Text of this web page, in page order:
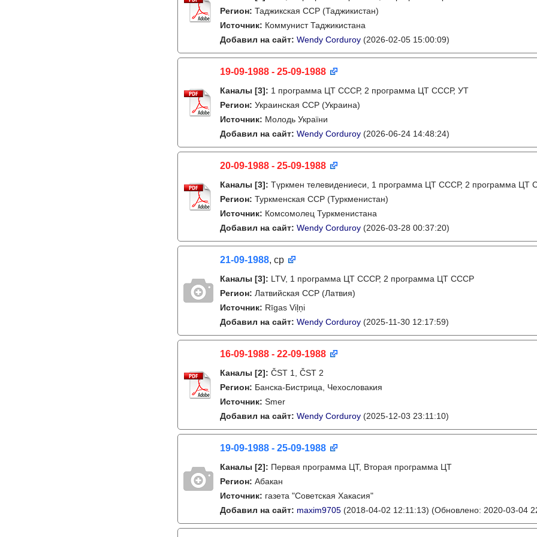
Регион: Таджикская ССР (Таджикистан)
Источник: Коммунист Таджикистана
Добавил на сайт: Wendy Corduroy (2026-02-05 15:00:09)
19-09-1988 - 25-09-1988
Каналы [3]: 1 программа ЦТ СССР, 2 программа ЦТ СССР, УТ
Регион: Украинская ССР (Украина)
Источник: Молодь України
Добавил на сайт: Wendy Corduroy (2026-06-24 14:48:24)
20-09-1988 - 25-09-1988
Каналы [3]: Түркмен телевидениеси, 1 программа ЦТ СССР, 2 программа ЦТ
Регион: Туркменская ССР (Туркменистан)
Источник: Комсомолец Туркменистана
Добавил на сайт: Wendy Corduroy (2026-03-28 00:37:20)
21-09-1988, ср
Каналы [3]: LTV, 1 программа ЦТ СССР, 2 программа ЦТ СССР
Регион: Латвийская ССР (Латвия)
Источник: Rīgas Viļņi
Добавил на сайт: Wendy Corduroy (2025-11-30 12:17:59)
16-09-1988 - 22-09-1988
Каналы [2]: ČST 1, ČST 2
Регион: Банска-Бистрица, Чехословакия
Источник: Smer
Добавил на сайт: Wendy Corduroy (2025-12-03 23:11:10)
19-09-1988 - 25-09-1988
Каналы [2]: Первая программа ЦТ, Вторая программа ЦТ
Регион: Абакан
Источник: газета "Советская Хакасия"
Добавил на сайт: maxim9705 (2018-04-02 12:11:13) (Обновлено: 2020-03-04